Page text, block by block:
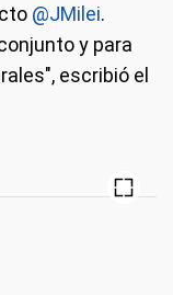
@JMilei.
y para
escribió el